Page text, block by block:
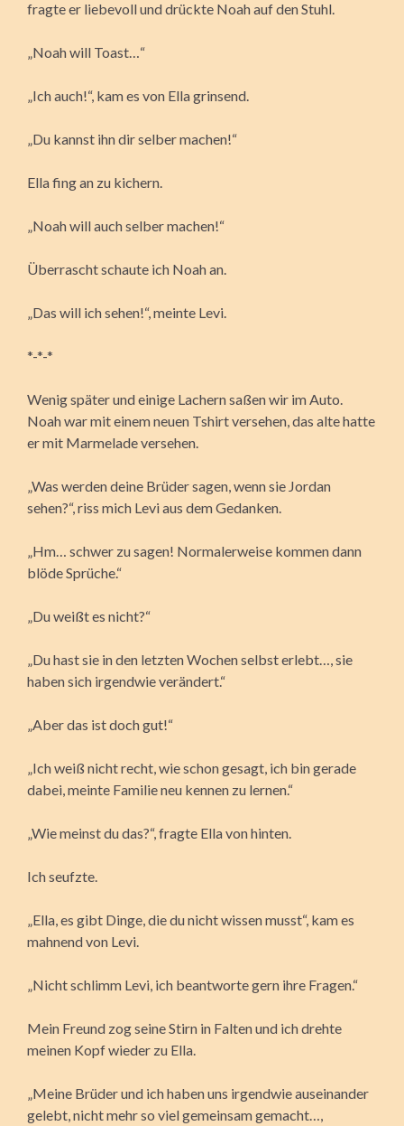
fragte er liebevoll und drückte Noah auf den Stuhl.
„Noah will Toast…“
„Ich auch!“, kam es von Ella grinsend.
„Du kannst ihn dir selber machen!“
Ella fing an zu kichern.
„Noah will auch selber machen!“
Überrascht schaute ich Noah an.
„Das will ich sehen!“, meinte Levi.
*-*-*
Wenig später und einige Lachern saßen wir im Auto.
Noah war mit einem neuen Tshirt versehen, das alte hatte
er mit Marmelade versehen.
„Was werden deine Brüder sagen, wenn sie Jordan
sehen?“, riss mich Levi aus dem Gedanken.
„Hm… schwer zu sagen! Normalerweise kommen dann
blöde Sprüche.“
„Du weißt es nicht?“
„Du hast sie in den letzten Wochen selbst erlebt…, sie
haben sich irgendwie verändert.“
„Aber das ist doch gut!“
„Ich weiß nicht recht, wie schon gesagt, ich bin gerade
dabei, meinte Familie neu kennen zu lernen.“
„Wie meinst du das?“, fragte Ella von hinten.
Ich seufzte.
„Ella, es gibt Dinge, die du nicht wissen musst“, kam es
mahnend von Levi.
„Nicht schlimm Levi, ich beantworte gern ihre Fragen.“
Mein Freund zog seine Stirn in Falten und ich drehte
meinen Kopf wieder zu Ella.
„Meine Brüder und ich haben uns irgendwie auseinander
gelebt, nicht mehr so viel gemeinsam gemacht…,